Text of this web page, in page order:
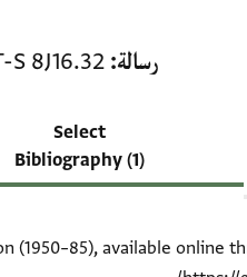
رسالة S 8J16.32
Select
Bibliography (1)
(1950–85), available online